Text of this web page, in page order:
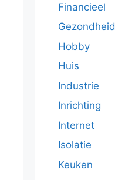
Financieel
Gezondheid
Hobby
Huis
Industrie
Inrichting
Internet
Isolatie
Keuken